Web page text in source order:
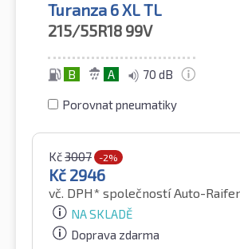
Turanza 6 XL TL
215/55R18 99V
B A 70 dB
Porovnat pneumatiky
Kč3007 -2%
Kč 2946
vč. DPH* společností Auto-
NA SKLADĚ
Doprava zdarma